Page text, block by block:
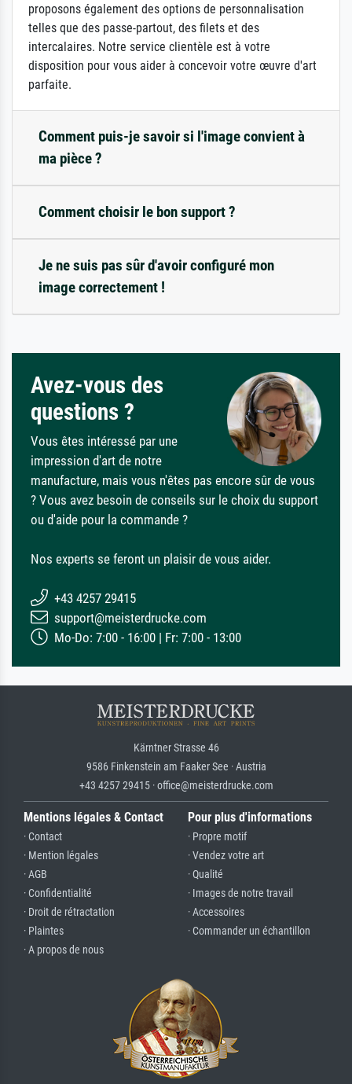
proposons également des options de personnalisation
telles que des passe-partout, des filets et des
intercalaires. Notre service clientèle est à votre
disposition pour vous aider à concevoir votre œuvre d'art
parfaite.
Comment puis-je savoir si l'image convient à
ma pièce ?
Comment choisir le bon support ?
Je ne suis pas sûr d'avoir configuré mon
image correctement !
Avez-vous des
questions ?
Vous êtes intéressé par une
impression d'art de notre
manufacture, mais vous n'êtes pas encore sûr de vous
? Vous avez besoin de conseils sur le choix du support
ou d'aide pour la commande ?
Nos experts se feront un plaisir de vous aider.
+43 4257 29415
support@meisterdrucke.com
Mo-Do: 7:00 - 16:00 | Fr: 7:00 - 13:00
Kärntner Strasse 46
9586 Finkenstein am Faaker See · Austria
+43 4257 29415 · office@meisterdrucke.com
Mentions légales & Contact
· Contact
· Mention légales
· AGB
· Confidentialité
· Droit de rétractation
· Plaintes
· A propos de nous
Pour plus d'informations
· Propre motif
· Vendez votre art
· Qualité
· Images de notre travail
· Accessoires
· Commander un échantillon